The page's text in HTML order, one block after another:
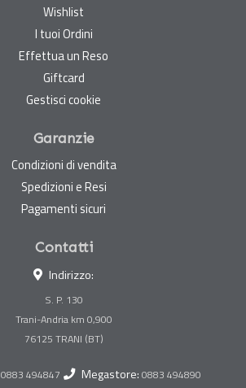
Wishlist
I tuoi Ordini
Effettua un Reso
Giftcard
Gestisci cookie
Garanzie
Condizioni di vendita
Spedizioni e Resi
Pagamenti sicuri
Contatti
Indirizzo:
S. P. 130
Trani-Andria km 0,900
0883 494847 Megastore: 0883 494890